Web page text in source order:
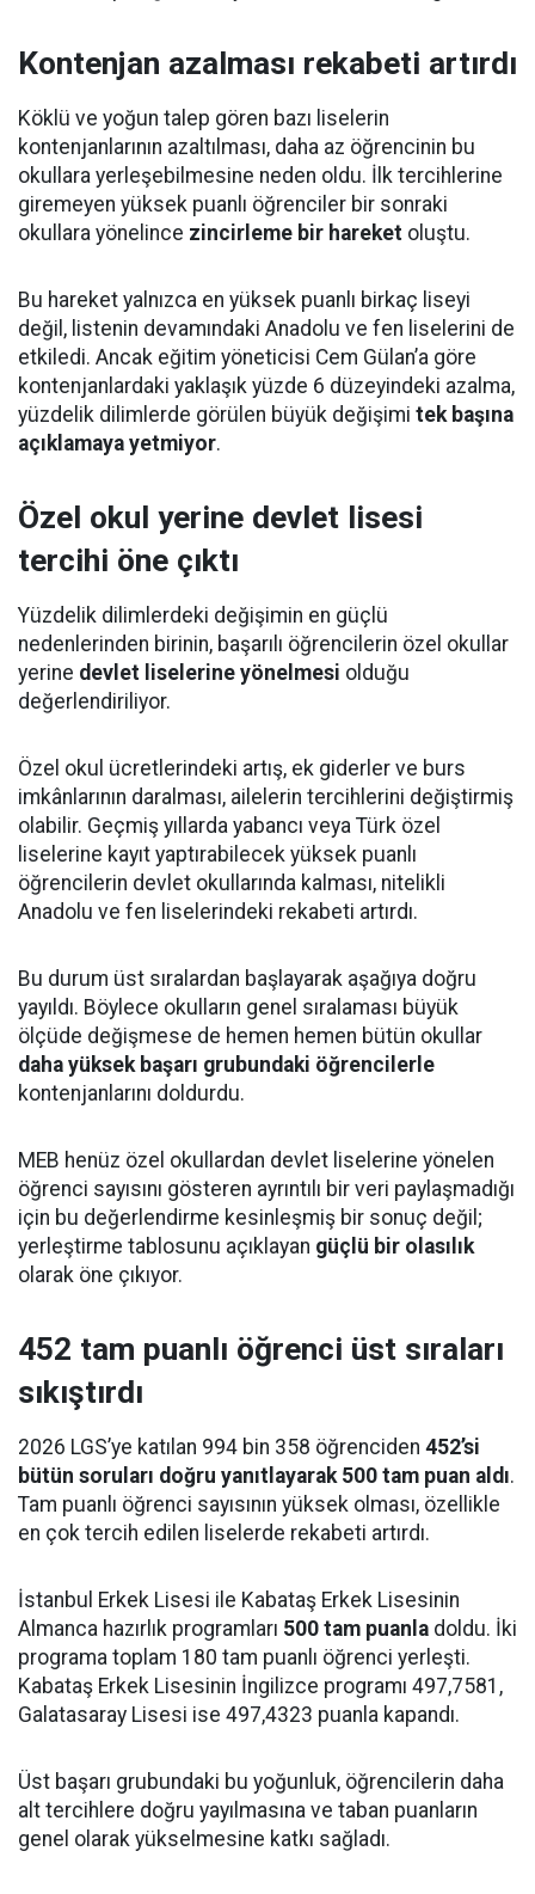
Kontenjan azalması rekabeti artırdı
Köklü ve yoğun talep gören bazı liselerin
kontenjanlarının azaltılması, daha az öğrencinin bu
okullara yerleşebilmesine neden oldu. İlk tercihlerine
giremeyen yüksek puanlı öğrenciler bir sonraki
okullara yönelince zincirleme bir hareket oluştu.
Bu hareket yalnızca en yüksek puanlı birkaç liseyi
değil, listenin devamındaki Anadolu ve fen liselerini de
etkiledi. Ancak eğitim yöneticisi Cem Gülan’a göre
kontenjanlardaki yaklaşık yüzde 6 düzeyindeki azalma,
yüzdelik dilimlerde görülen büyük değişimi tek başına
açıklamaya yetmiyor.
Özel okul yerine devlet lisesi
tercihi öne çıktı
Yüzdelik dilimlerdeki değişimin en güçlü
nedenlerinden birinin, başarılı öğrencilerin özel okullar
yerine devlet liselerine yönelmesi olduğu
değerlendiriliyor.
Özel okul ücretlerindeki artış, ek giderler ve burs
imkânlarının daralması, ailelerin tercihlerini değiştirmiş
olabilir. Geçmiş yıllarda yabancı veya Türk özel
liselerine kayıt yaptırabilecek yüksek puanlı
öğrencilerin devlet okullarında kalması, nitelikli
Anadolu ve fen liselerindeki rekabeti artırdı.
Bu durum üst sıralardan başlayarak aşağıya doğru
yayıldı. Böylece okulların genel sıralaması büyük
ölçüde değişmese de hemen hemen bütün okullar
daha yüksek başarı grubundaki öğrencilerle
kontenjanlarını doldurdu.
MEB henüz özel okullardan devlet liselerine yönelen
öğrenci sayısını gösteren ayrıntılı bir veri paylaşmadığı
için bu değerlendirme kesinleşmiş bir sonuç değil;
yerleştirme tablosunu açıklayan güçlü bir olasılık
olarak öne çıkıyor.
452 tam puanlı öğrenci üst sıraları
sıkıştırdı
2026 LGS’ye katılan 994 bin 358 öğrenciden 452’si
bütün soruları doğru yanıtlayarak 500 tam puan aldı.
Tam puanlı öğrenci sayısının yüksek olması, özellikle
en çok tercih edilen liselerde rekabeti artırdı.
İstanbul Erkek Lisesi ile Kabataş Erkek Lisesinin
Almanca hazırlık programları 500 tam puanla doldu. İki
programa toplam 180 tam puanlı öğrenci yerleşti.
Kabataş Erkek Lisesinin İngilizce programı 497,7581,
Galatasaray Lisesi ise 497,4323 puanla kapandı.
Üst başarı grubundaki bu yoğunluk, öğrencilerin daha
alt tercihlere doğru yayılmasına ve taban puanların
genel olarak yükselmesine katkı sağladı.